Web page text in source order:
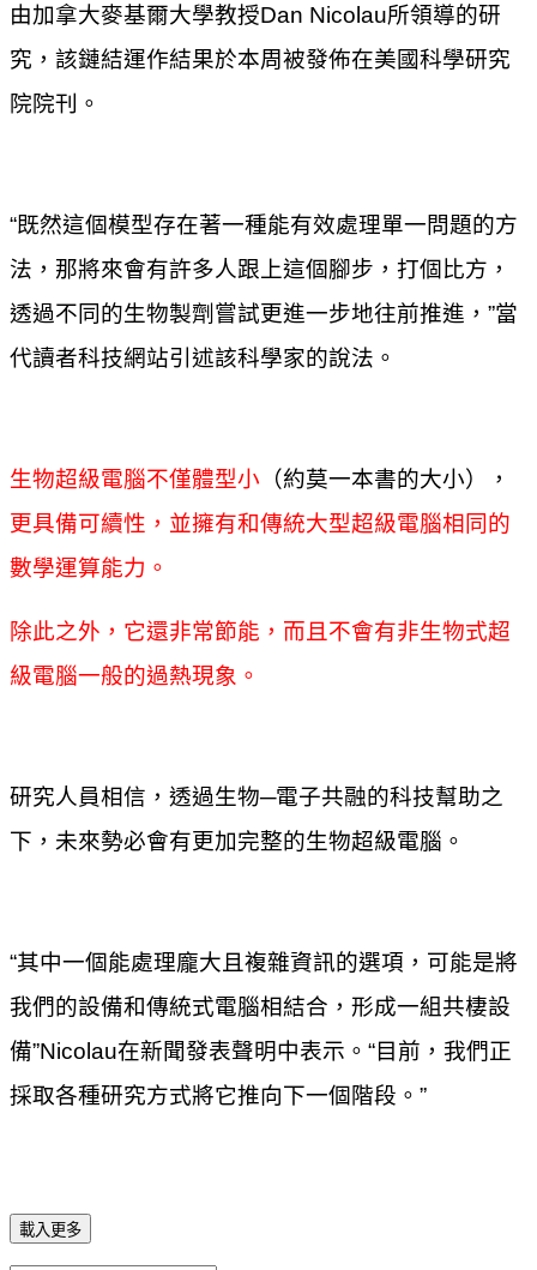
由加拿大麥基爾大學教授Dan Nicolau所領導的研
究，該鏈結運作結果於本周被發佈在美國科學研究
院院刊。
“既然這個模型存在著一種能有效處理單一問題的方
法，那將來會有許多人跟上這個腳步，打個比方，
透過不同的生物製劑嘗試更進一步地往前推進，”當
代讀者科技網站引述該科學家的說法。
生物超級電腦不僅體型小 （約莫一本書的大小），
更具備可續性，並擁有和傳統大型超級電腦相同的
數學運算能力。
除此之外，它還非常節能，而且不會有非生物式超
級電腦一般的過熱現象。
研究人員相信，透過生物─電子共融的科技幫助之
下，未來勢必會有更加完整的生物超級電腦。
“其中一個能處理龐大且複雜資訊的選項，可能是將
我們的設備和傳統式電腦相結合，形成一組共棲設
備”Nicolau在新聞發表聲明中表示。“目前，我們正
採取各種研究方式將它推向下一個階段。”
載入更多